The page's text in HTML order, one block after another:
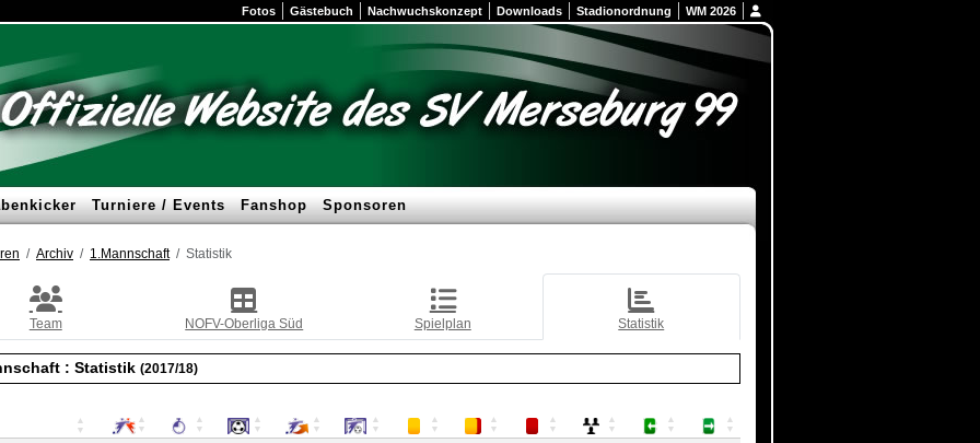
Fotos Gästebuch Nachwuchskonzept Downloads Stadionordnung WM 2026
Turniere / Events Fanshop Sponsoren
Archiv 1.Mannschaft Statistik
Team NOFV-Oberliga Süd Spielplan Statistik
: Statistik (2017/18)